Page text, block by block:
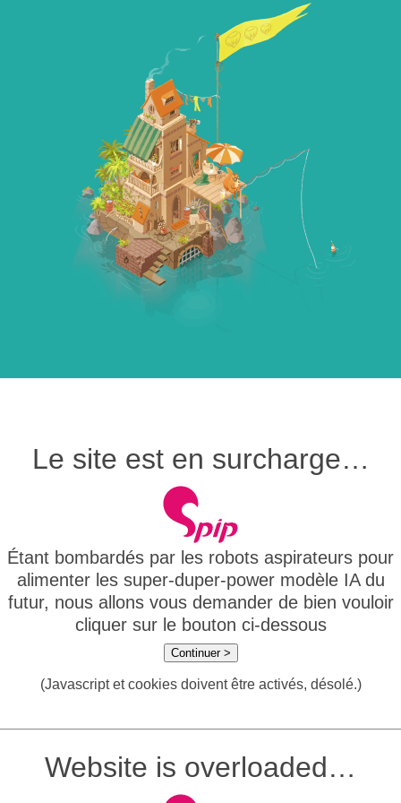
Le site est en surcharge…
Étant bombardés par les robots aspirateurs pour
alimenter les super-duper-power modèle IA du
futur, nous allons vous demander de bien vouloir
cliquer sur le bouton ci-dessous
Continuer >
(Javascript et cookies doivent être activés, désolé.)
Website is overloaded…